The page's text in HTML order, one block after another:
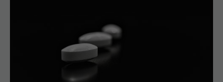
Colebil și Panzcebil, blocate la vânzare în